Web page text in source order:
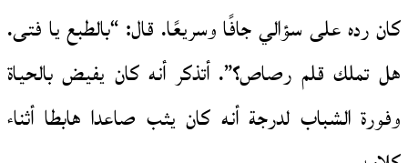
كان رده على سؤالي جافًا وسريعًا. قال: “بالطبع يا فتى.
هل تملك قلم رصاص؟”. أتذكر أنه كان يفيض بالحياة
وفورة الشباب لدرجة أنه كان يثب صاعدا هابطا أثناء